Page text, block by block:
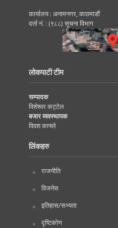
कार्यालय : अनामनगर, काठमाडाैं
दर्ता नं. : (९८८) सूचना विभाग
लोकपाटी टीम
सम्पादक
विशेश्वर कट्टेल
बजार व्यवस्थापक
विवश काफ्ले
लिंकहरु
राजनीति
विजनेस
इतिहास/सभ्यता
दृष्टिकोण